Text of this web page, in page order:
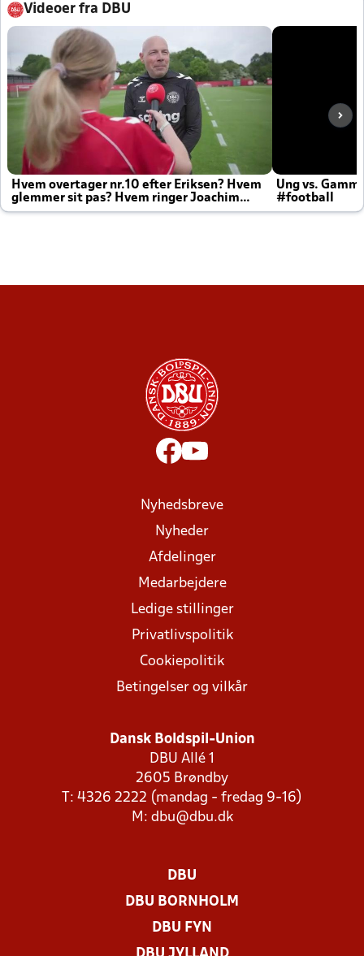
Videoer fra DBU
Hvem overtager nr.10 efter Eriksen? Hvem
glemmer sit pas? Hvem ringer Joachim
altid til efter kampe?
Ung vs.
#football
Nyhedsbreve
Nyheder
Afdelinger
Medarbejdere
Ledige stillinger
Privatlivspolitik
Cookiepolitik
Betingelser og vilkår
Dansk Boldspil-Union
DBU Allé 1
2605 Brøndby
T: 4326 2222 (mandag - fredag 9-16)
M: dbu@dbu.dk
DBU
DBU BORNHOLM
DBU FYN